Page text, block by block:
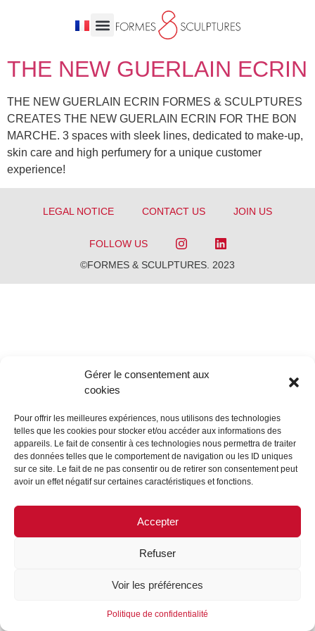
Gérer le consentement aux
cookies
Pour offrir les meilleures expériences, nous utilisons des technologies
telles que les cookies pour stocker et/ou accéder aux informations des
appareils. Le fait de consentir à ces technologies nous permettra de traiter
des données telles que le comportement de navigation ou les ID uniques
sur ce site. Le fait de ne pas consentir ou de retirer son consentement peut
avoir un effet négatif sur certaines caractéristiques et fonctions.
Accepter
Refuser
Voir les préférences
Politique de confidentialité
THE NEW GUERLAIN ECRIN
THE NEW GUERLAIN ECRIN FORMES & SCULPTURES
CREATES THE NEW GUERLAIN ECRIN FOR THE BON
MARCHE. 3 spaces with sleek lines, dedicated to make-up,
skin care and high perfumery for a unique customer
experience!
LEGAL NOTICE CONTACT US JOIN US
FOLLOW US
©FORMES & SCULPTURES. 2023